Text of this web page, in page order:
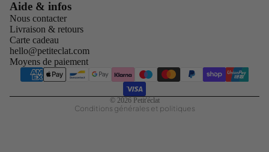
Aide & infos
Nous contacter
Livraison & retours
Carte cadeau
hello@petiteclat.com
Moyens de paiement
© 2026 Petit'éclat
Conditions générales et politiques
Politique de confidentialité
Conditions d’utilisation
Politique de remboursement
Politique d’expédition
Mentions légales